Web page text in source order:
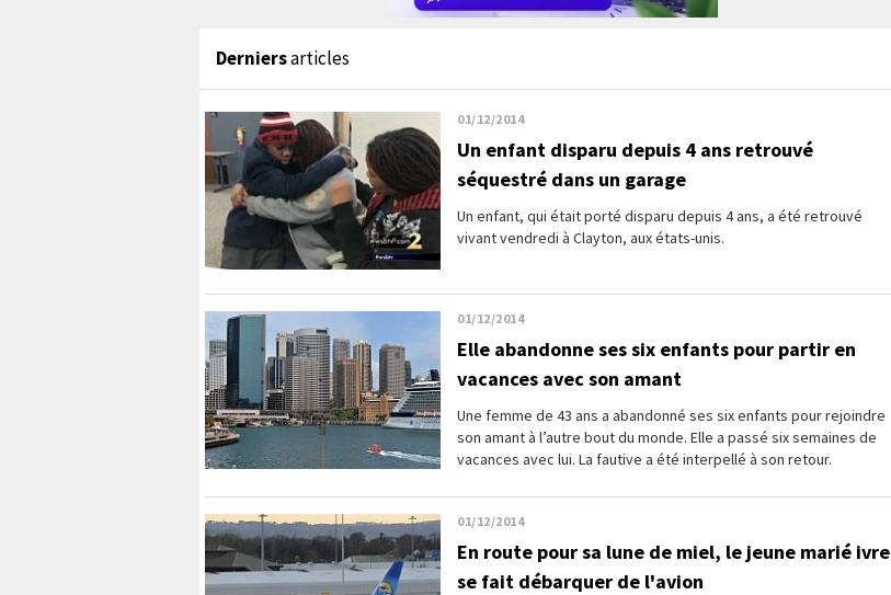
Derniersarticles
01/12/2014
Un enfant disparu depuis 4 ans retrouvé
séquestré dans un garage
Un enfant, qui était porté disparu depuis 4 ans, a été retrouvé
vivant vendredi à Clayton, aux états-unis.
01/12/2014
Elle abandonne ses six enfants pour partir en
vacances avec son amant
Une femme de 43 ans a abandonné ses six enfants pour rejoindre
son amant à l’autre bout du monde. Elle a passé six semaines de
vacances avec lui. La fautive a été interpellé à son retour.
01/12/2014
En route pour sa lune de miel, le jeune marié ivre
se fait débarquer de l'avion